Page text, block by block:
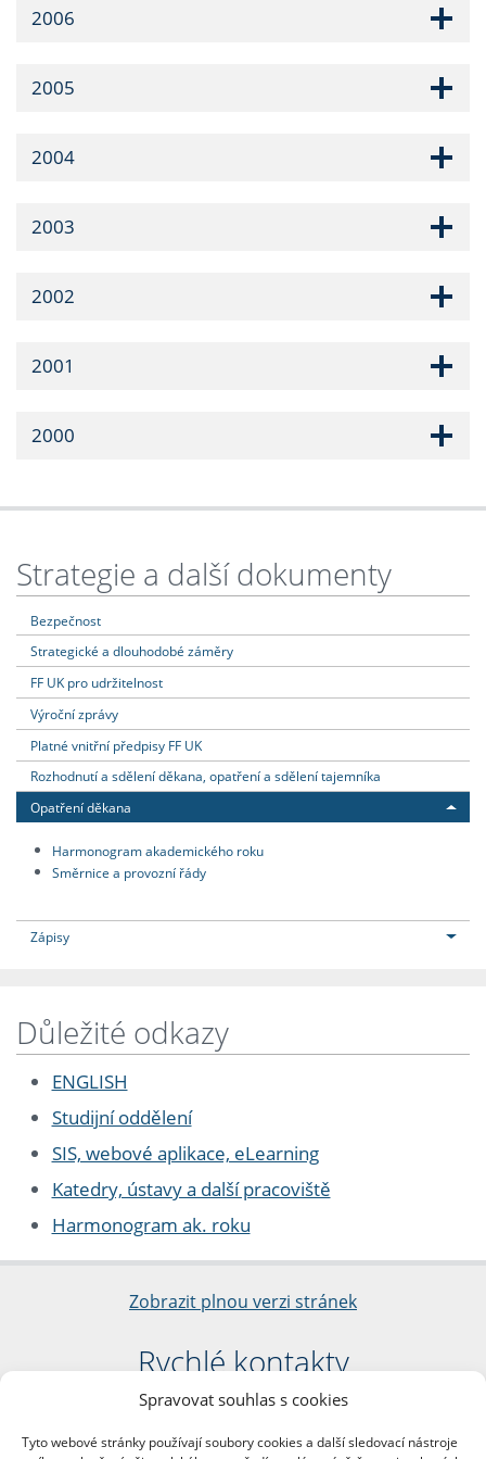
Spravovat souhlas s cookies
Tyto webové stránky používají soubory cookies a další sledovací nástroje
2006
2005
2004
2003
2002
2001
2000
Strategie a další dokumenty
Bezpečnost
Strategické a dlouhodobé záměry
FF UK pro udržitelnost
Výroční zprávy
Platné vnitřní předpisy FF UK
Rozhodnutí a sdělení děkana, opatření a sdělení tajemníka
Opatření děkana
Harmonogram akademického roku
Směrnice a provozní řády
Zápisy
Důležité odkazy
ENGLISH
Studijní oddělení
SIS, webové aplikace, eLearning
Katedry, ústavy a další pracoviště
Harmonogram ak. roku
Zobrazit plnou verzi stránek
Rychlé kontakty
Filozofická fakulta
nám. Jana Palacha 1/2